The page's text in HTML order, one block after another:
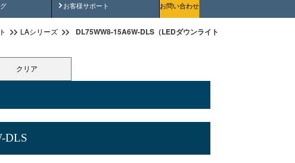
お客様サポート
安全にご使用いただくためにお問い合わせ
LAシリーズ DL75WW8-15A6W-DLS（LEDダウンライト 大光量タイプ 埋込穴
クリア
DLS